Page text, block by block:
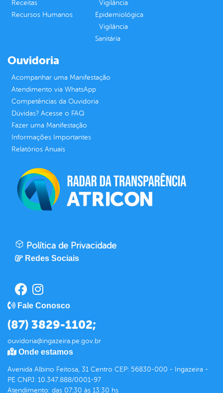
Receitas
Recursos Humanos
Vigilância
Epidemiológica
Vigilância
Sanitária
Ouvidoria
Acompanhar uma Manifestação
Atendimento via WhatsApp
Competências da Ouvidoria
Dúvidas? Acesse o FAQ
Fazer uma Manifestação
Informações Importantes
Relatórios Anuais
Política de Privacidade
Redes Sociais
Fale Conosco
(87) 3829-1102;
ouvidoria@ingazeira.pe.gov.br
Onde estamos
Avenida Albino Feitosa, 31 Centro CEP: 56830-000 - Ingazeira -
PE CNPJ: 10.347.888/0001-97
Atendimento: das 07:30 às 13:30 hs